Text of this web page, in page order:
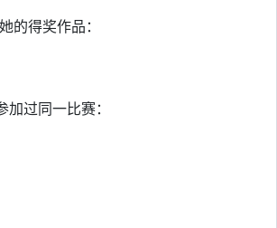
的得奖作品：
过同一比赛：